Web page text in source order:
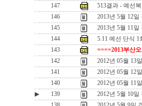
147
513결과 - 예선
146
2013년 5월 12
145
2013년 5월 11일
144
5.11 예선 단식 1
143
====2013부산
142
2012년 05월 13
141
2012년 05월 12
140
2012년 05월 11
▶
139
2012년 5월 10일